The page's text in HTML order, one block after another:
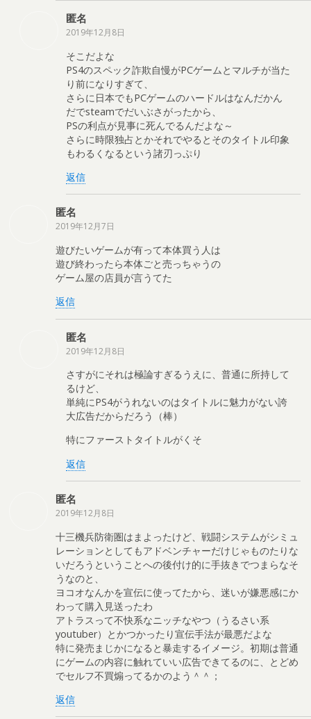
匿名
2019年12月8日
そこだよな
PS4のスペック詐欺自慢がPCゲームとマルチが当た
り前になりすぎて、
さらに日本でもPCゲームのハードルはなんだかん
だでsteamでだいぶさがったから、
PSの利点が見事に死んでるんだよな～
さらに時限独占とかそれでやるとそのタイトル印象
もわるくなるという諸刃っぷり
返信
匿名
2019年12月7日
遊びたいゲームが有って本体買う人は
遊び終わったら本体ごと売っちゃうの
ゲーム屋の店員が言うてた
返信
匿名
2019年12月8日
さすがにそれは極論すぎるうえに、普通に所持して
るけど、
単純にPS4がうれないのはタイトルに魅力がない誇
大広告だからだろう（棒）
特にファーストタイトルがくそ
返信
匿名
2019年12月8日
十三機兵防衛圏はまよったけど、戦闘システムがシミュ
レーションとしてもアドベンチャーだけじゃものたりな
いだろうということへの後付け的に手抜きでつまらなそ
うなのと、
ヨコオなんかを宣伝に使ってたから、迷いが嫌悪感にか
わって購入見送ったわ
アトラスって不快系なニッチなやつ（うるさい系
youtuber）とかつかったり宣伝手法が最悪だよな
特に発売まじかになると暴走するイメージ。初期は普通
にゲームの内容に触れていい広告できてるのに、とどめ
でセルフ不買煽ってるかのよう＾＾；
返信